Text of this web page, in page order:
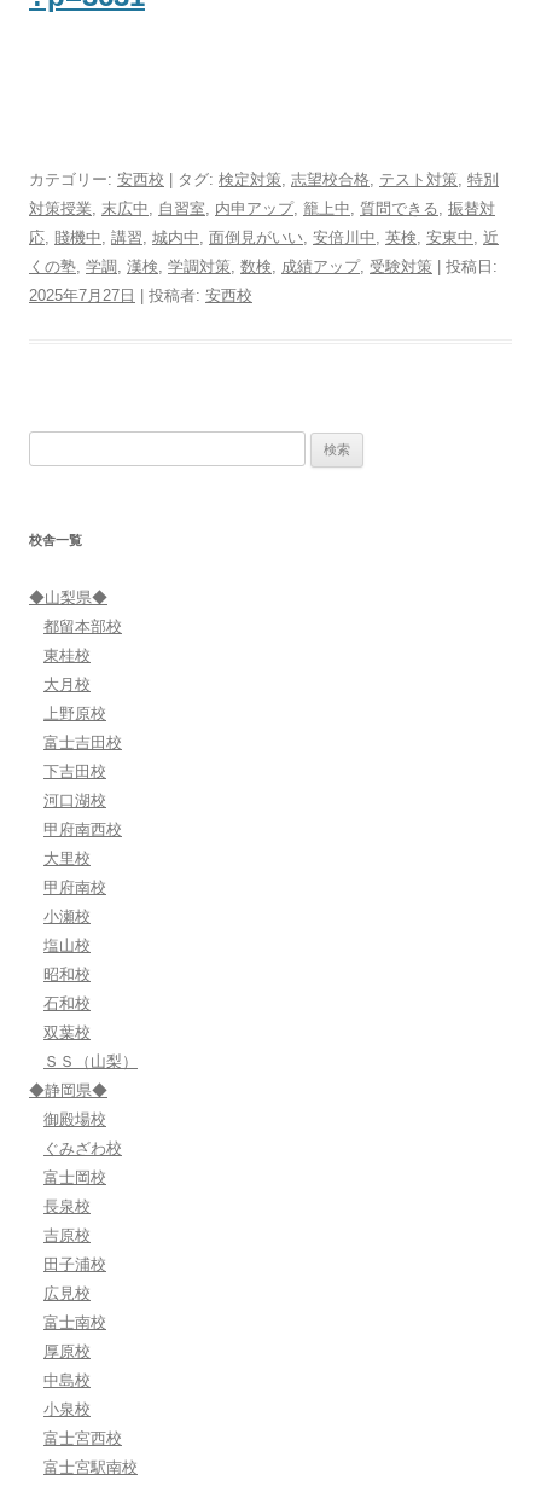
カテゴリー: 安西校 | タグ: 検定対策, 志望校合格, テスト対策, 特別
対策授業, 末広中, 自習室, 内申アップ, 籠上中, 質問できる, 振替対
応, 賤機中, 講習, 城内中, 面倒見がいい, 安倍川中, 英検, 安東中, 近
くの塾, 学調 , 漢検, 学調対策, 数検, 成績アップ, 受験対策 | 投稿日:
2025年7月27日
投稿者: 安西校
校舎一覧
◆山梨県◆
都留本部校
東桂校
大月校
上野原校
富士吉田校
下吉田校
河口湖校
甲府南西校
大里校
甲府南校
小瀬校
塩山校
昭和校
石和校
双葉校
ＳＳ（山梨）
◆静岡県◆
御殿場校
ぐみざわ校
富士岡校
長泉校
吉原校
田子浦校
広見校
富士南校
厚原校
中島校
小泉校
富士宮西校
富士宮駅南校